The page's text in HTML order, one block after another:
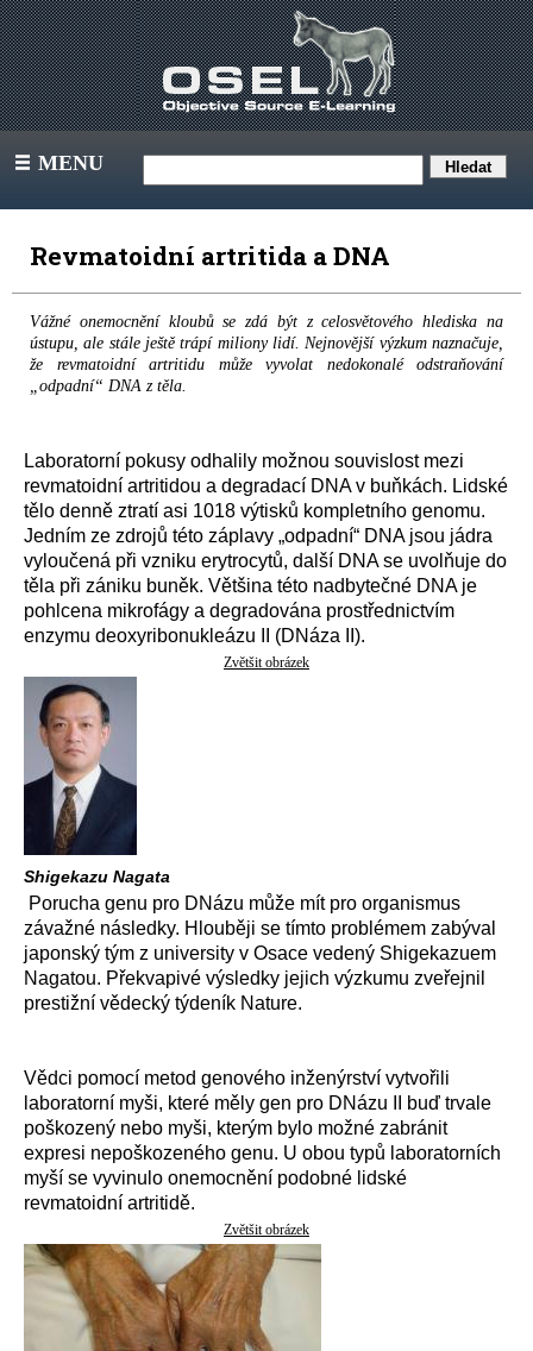
III MENU
Revmatoidní artritida a DNA
Vážné onemocnění kloubů se zdá být z celosvětového hlediska na
ústupu, ale stále ještě trápí miliony lidí. Nejnovější výzkum naznačuje,
že revmatoidní artritidu může vyvolat nedokonalé odstraňování
„odpadní“ DNA z těla.
Laboratorní pokusy odhalily možnou souvislost mezi
revmatoidní artritidou a degradací DNA v buňkách. Lidské
tělo denně ztratí asi 1018 výtisků kompletního genomu.
Jedním ze zdrojů této záplavy „odpadní“ DNA jsou jádra
vyloučená při vzniku erytrocytů, další DNA se uvolňuje do
těla při zániku buněk. Většina této nadbytečné DNA je
pohlcena mikrofágy a degradována prostřednictvím
enzymu deoxyribonukleázu II (DNáza II).
Zvětšit obrázek
Shigekazu Nagata
Porucha genu pro DNázu může mít pro organismus
závažné následky. Hlouběji se tímto problémem zabýval
japonský tým z university v Osace vedený Shigekazuem
Nagatou. Překvapivé výsledky jejich výzkumu zveřejnil
prestižní vědecký týdeník Nature.
Vědci pomocí metod genového inženýrství vytvořili
laboratorní myši, které měly gen pro DNázu II buď trvale
poškozený nebo myši, kterým bylo možné zabránit
expresi nepoškozeného genu. U obou typů laboratorních
myší se vyvinulo onemocnění podobné lidské
revmatoidní artritidě.
Zvětšit obrázek